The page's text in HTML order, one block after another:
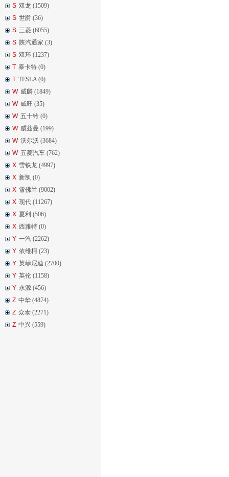
S 双龙 (1509)
S 世爵 (36)
S 三菱 (6055)
S 陕汽通家 (3)
S 双环 (1237)
T 泰卡特 (0)
T TESLA (0)
W 威麟 (1849)
W 威旺 (35)
W 五十铃 (0)
W 威兹曼 (199)
W 沃尔沃 (3684)
W 五菱汽车 (762)
X 雪铁龙 (4997)
X 新凯 (0)
X 雪佛兰 (9002)
X 现代 (11267)
X 夏利 (506)
X 西雅特 (0)
Y 一汽 (2262)
Y 依维柯 (23)
Y 英菲尼迪 (2700)
Y 英伦 (1158)
Y 永源 (456)
Z 中华 (4874)
Z 众泰 (2271)
Z 中兴 (559)